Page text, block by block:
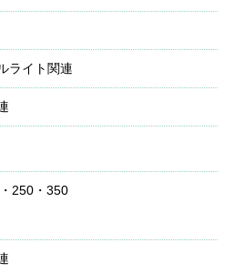
ライト関連
250・350